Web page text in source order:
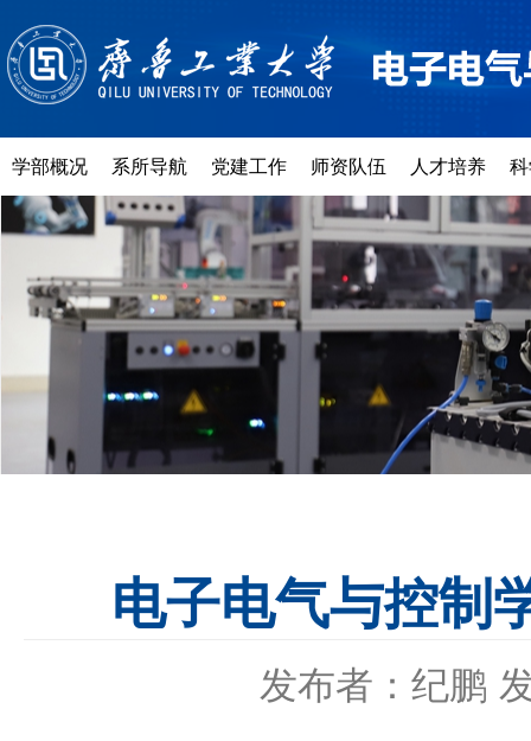
学部概况 系所导航 党建工作 师资队伍 人才培养
电子电气与控制
发布者：纪鹏